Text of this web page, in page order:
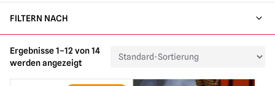
FILTERN NACH
Ergebnisse 1–12 von 14
werden angezeigt